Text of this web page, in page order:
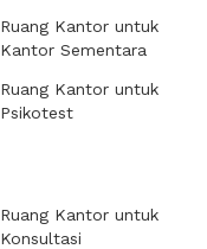
Ruang Kantor untuk
Kantor Sementara
Ruang Kantor untuk
Psikotest
Ruang Kantor untuk
Konsultasi